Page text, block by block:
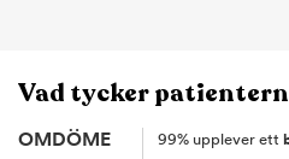
Vad tycker
OMDÖME 99% upplever ett